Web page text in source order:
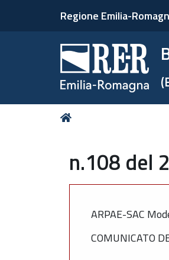
Regione Emilia-
Tu
n.108 del
ARPAE-SAC
COMUNICATO